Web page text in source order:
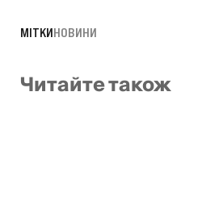
МІТКИНОВИНИ
Читайте також